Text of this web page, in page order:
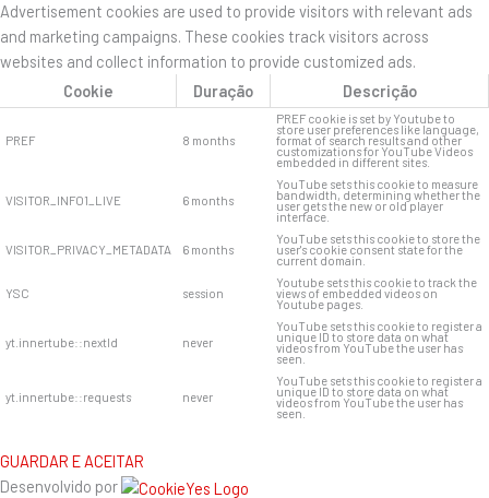
Advertisement cookies are used to provide visitors with relevant ads
and marketing campaigns. These cookies track visitors across
websites and collect information to provide customized ads.
Cookie
Duração Descrição
PREF 8 months
PREF cookie is set by Youtube to
store user preferences like language,
format of search results and other
customizations for YouTube Videos
embedded in different sites.
VISITOR_INFO1_LIVE 6 months
YouTube sets this cookie to measure
bandwidth, determining whether the
user gets the new or old player
interface.
VISITOR_PRIVACY_METADATA 6 months
YouTube sets this cookie to store the
user's cookie consent state for the
current domain.
YSC session
Youtube sets this cookie to track the
views of embedded videos on
Youtube pages.
yt.innertube::nextId never
YouTube sets this cookie to register a
unique ID to store data on what
videos from YouTube the user has
seen.
yt.innertube::requests never
YouTube sets this cookie to register a
unique ID to store data on what
videos from YouTube the user has
seen.
GUARDAR E ACEITAR
Desenvolvido por